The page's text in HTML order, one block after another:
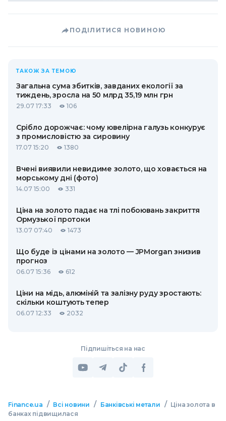
ПОДІЛИТИСЯ НОВИНОЮ
ТАКОЖ ЗА ТЕМОЮ
Загальна сума збитків, завданих екології за
тиждень, зросла на 50 млрд 35,19 млн грн
29.07 17:33 106
Срібло дорожчає: чому ювелірна галузь конкурує
з промисловістю за сировину
17.07 15:20 1380
Вчені виявили невидиме золото, що ховається на
морському дні (фото)
14.07 15:00 331
Ціна на золото падає на тлі побоювань закриття
Ормузької протоки
13.07 07:40 1473
Що буде із цінами на золото — JPMorgan знизив
прогноз
06.07 15:36 612
Ціни на мідь, алюміній та залізну руду зростають:
скільки коштують тепер
06.07 12:33 2032
Підпишіться на нас
Finance.ua / Всі новини / Банківські метали / Ціна золота в
банках підвищилася